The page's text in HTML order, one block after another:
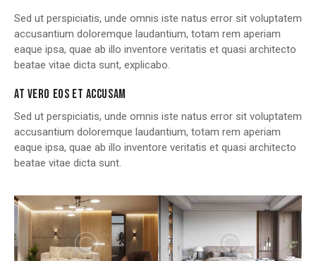
Sed ut perspiciatis, unde omnis iste natus error sit voluptatem
accusantium doloremque laudantium, totam rem aperiam
eaque ipsa, quae ab illo inventore veritatis et quasi architecto
beatae vitae dicta sunt, explicabo.
AT VERO EOS ET ACCUSAM
Sed ut perspiciatis, unde omnis iste natus error sit voluptatem
accusantium doloremque laudantium, totam rem aperiam
eaque ipsa, quae ab illo inventore veritatis et quasi architecto
beatae vitae dicta sunt.